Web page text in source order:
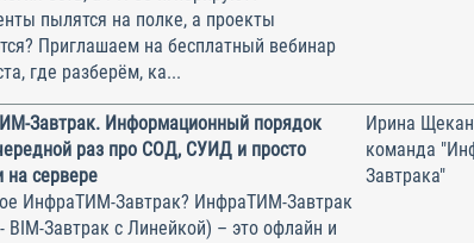
пылятся на полке, а проекты
Приглашаем на бесплатный вебинар
где разберём, ка...
Завтрак. Информационный порядок
раз про СОД, СУИД и просто
на сервере
ИнфраТИМ-Завтрак? ИнфраТИМ-Завтрак
BIM-Завтрак с Линейкой) – это офлайн и
Ирина
команда
Завтрака"